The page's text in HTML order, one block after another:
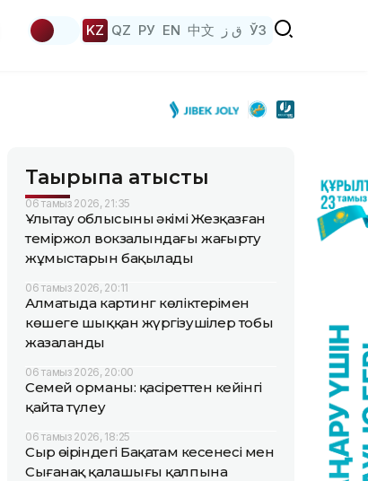
KZ QZ РУ EN 中文 ق ز ЎЗ
Тақырыпқа қатысты
06 тамыз 2026, 21:35
Ұлытау облысының әкімі Жезқазған
теміржол вокзалындағы жаңғырту
жұмыстарын бақылады
06 тамыз 2026, 20:11
Алматыда картинг көліктерімен
көшеге шыққан жүргізушілер тобы
жазаланды
06 тамыз 2026, 20:00
Семей орманы: қасіреттен кейінгі
қайта түлеу
06 тамыз 2026, 18:25
Сыр өңіріндегі Бақатам кесенесі мен
Сығанақ қалашығы қалпына